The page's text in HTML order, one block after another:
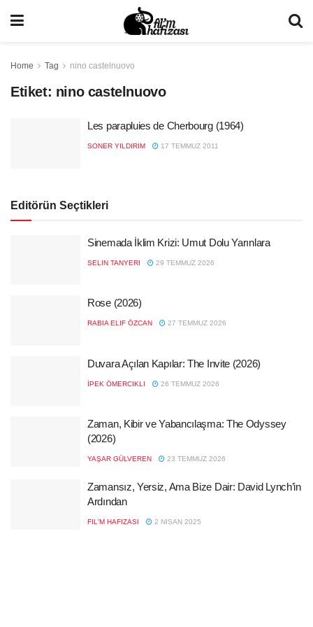
Home Tag nino castelnuovo
Etiket: nino castelnuovo
Les parapluies de Cherbourg (1964)
SONER YILDIRIM 17 TEMMUZ 2011
Editörün Seçtikleri
Sinemada İklim Krizi: Umut Dolu Yarınlara
SELIN TANYERI 29 TEMMUZ 2026
Rose (2026)
RABIA ELIF ÖZCAN 27 TEMMUZ 2026
Duvara Açılan Kapılar: The Invite (2026)
İPEK ÖMERCIKLI 26 TEMMUZ 2026
Zaman, Kibir ve Yabancılaşma: The Odyssey
(2026)
YAŞAR GÜLVEREN 23 TEMMUZ 2026
Zamansız, Yersiz, Ama Bize Dair: David Lynch’in
Ardından
FIL'M HAFIZASI 2 NISAN 2025